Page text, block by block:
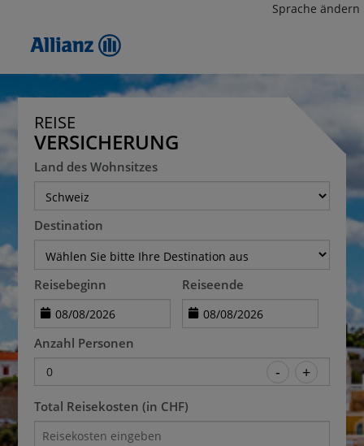
Sprache ändern
REISE
VERSICHERUNG
Land des Wohnsitzes
Destination
Reisebeginn Reiseende
Anzahl Personen
0
Total Reisekosten (in CHF)